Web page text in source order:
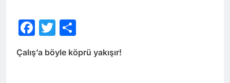
Facebook
Twitter
Çalış’a böyle köprü yakışır!